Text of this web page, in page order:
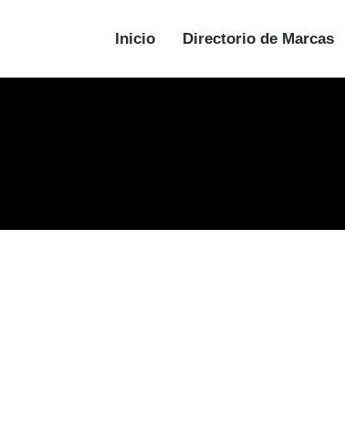
Inicio Directorio de Marcas